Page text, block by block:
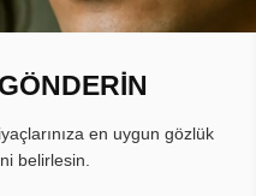
en uygun gözlük
belirlesin.